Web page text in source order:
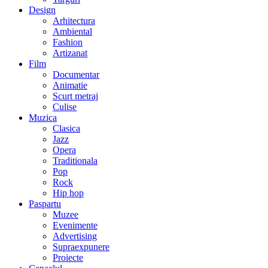
Design
Arhitectura
Ambiental
Fashion
Artizanat
Film
Documentar
Animatie
Scurt metraj
Culise
Muzica
Clasica
Jazz
Opera
Traditionala
Pop
Rock
Hip hop
Paspartu
Muzee
Evenimente
Advertising
Supraexpunere
Proiecte